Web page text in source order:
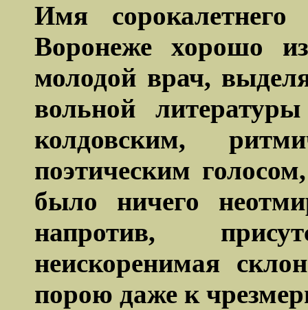
Имя
Воронеже хорошо
молодой врач,
вольной
колдовским,
поэтическим
было ничего
напротив,
неискоренимая
порою даже к